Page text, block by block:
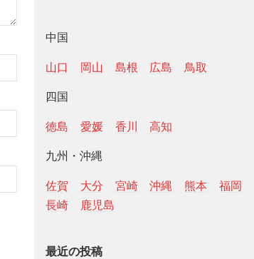
中国
山口 岡山 島根 広島 鳥取
四国
徳島 愛媛 香川 高知
九州・沖縄
佐賀 大分 宮崎 沖縄 熊本
福岡
長崎
鹿児島
最近の投稿